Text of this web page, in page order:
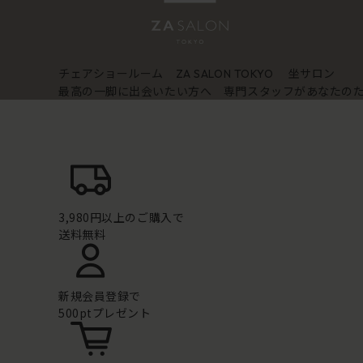
チェアショールーム ZA SALON TOKYO
坐サロン
最高の一脚に出会いたい方へ 専門スタッフがあなたの
3,980円以上のご購入で
送料無料
新規会員登録で
500ptプレゼント